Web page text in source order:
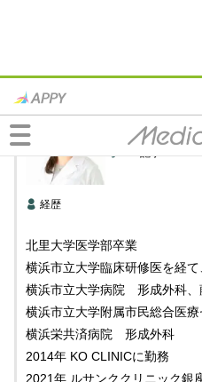
長谷川 佳子先生
209記事
経歴
北里大学医学部卒業
横浜市立大学臨床研修医を経
横浜市立大学病院 形成外科
横浜市立大学附属市民総合医
横浜栄共済病院 形成外科
2014年 KO CLINICに勤務
2021年 ルサンククリニック銀